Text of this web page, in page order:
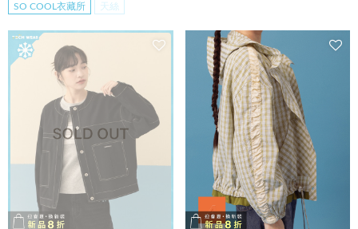
SO COOL衣藏所 天絲